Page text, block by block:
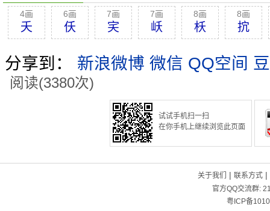
4画
夭
6画
仸
7画
宎
7画
岆
8画
枖
8画
抭
分享到： 新浪微博 微信 QQ空间
阅读(3380次)
试试手机扫一扫
在你手机上继续浏览此页面
关于我们 | 联系方式|
官方QQ交流群:
粤ICP备